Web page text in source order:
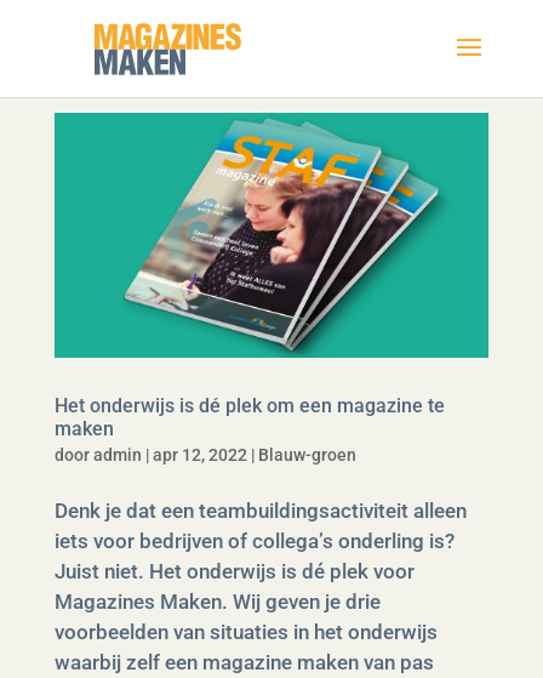
Het onderwijs is dé plek om een magazine te
maken
dooradmin |apr 12, 2022 | Blauw-groen
Denk je dat een teambuildingsactiviteit alleen
iets voor bedrijven of collega’s onderling is?
Juist niet. Het onderwijs is dé plek voor
Magazines Maken. Wij geven je drie
voorbeelden van situaties in het onderwijs
waarbij zelf een magazine maken van pas